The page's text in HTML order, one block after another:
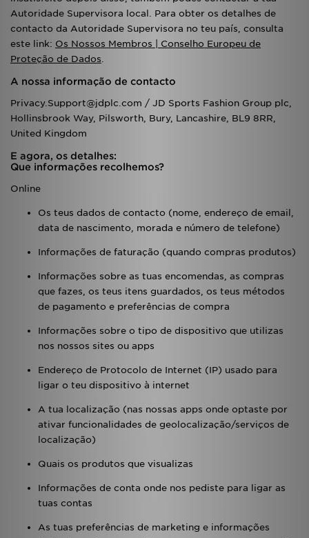
Autoridade Supervisora local. Para obter os detalhes de
contacto da Autoridade Supervisora no teu país, consulta
este link: Os Nossos Membros | Conselho Europeu de
Proteção de Dados.
A nossa informação de contacto
Privacy.Support@jdplc.com / JD Sports Fashion Group plc,
Hollinsbrook Way, Pilsworth, Bury, Lancashire, BL9 8RR,
United Kingdom
E agora, os detalhes:
Que informações recolhemos?
Online
Os teus dados de contacto (nome, endereço de email,
data de nascimento, morada e número de telefone)
Informações de faturação (quando compras produtos)
Informações sobre as tuas encomendas, as compras
que fazes, os teus itens guardados, os teus métodos
de pagamento e preferências de compra
Informações sobre o tipo de dispositivo que utilizas
nos nossos sites ou apps
Endereço de Protocolo de Internet (IP) usado para
ligar o teu dispositivo à internet
A tua localização (nas nossas apps onde optaste por
ativar funcionalidades de geolocalização/serviços de
localização)
Quais os produtos que visualizas
Informações de conta onde nos pediste para ligar as
tuas contas
As tuas preferências de marketing e informações